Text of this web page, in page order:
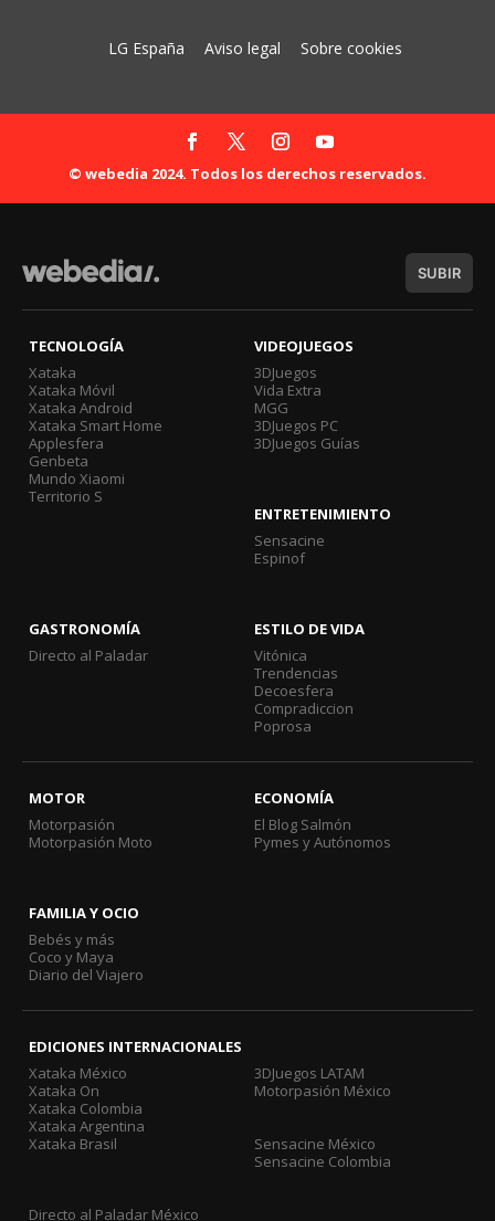
LG España Aviso legal Sobre cookies
© webedia 2024. Todos los derechos reservados.
SUBIR
TECNOLOGÍA
Xataka
Xataka Móvil
Xataka Android
Xataka Smart Home
Applesfera
Genbeta
Mundo Xiaomi
Territorio S
VIDEOJUEGOS
3DJuegos
Vida Extra
MGG
3DJuegos PC
3DJuegos Guías
ENTRETENIMIENTO
Sensacine
Espinof
GASTRONOMÍA
Directo al Paladar
ESTILO DE VIDA
Vitónica
Trendencias
Decoesfera
Compradiccion
Poprosa
MOTOR
Motorpasión
Motorpasión Moto
ECONOMÍA
El Blog Salmón
Pymes y Autónomos
FAMILIA Y OCIO
Bebés y más
Coco y Maya
Diario del Viajero
EDICIONES INTERNACIONALES
Xataka México
Xataka On
Xataka Colombia
Xataka Argentina
Xataka Brasil
3DJuegos LATAM
Motorpasión México
Sensacine México
Sensacine Colombia
Directo al Paladar México